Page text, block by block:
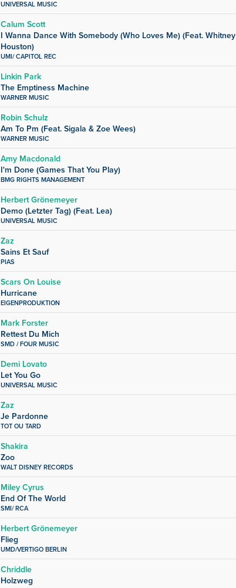
UNIVERSAL MUSIC
Calum Scott
I Wanna Dance With Somebody (Who Loves Me) (Feat. Whitney
Houston)
UMI/ CAPITOL REC
Linkin Park
The Emptiness Machine
WARNER MUSIC
Robin Schulz
Am To Pm (Feat. Sigala & Zoe Wees)
WARNER MUSIC
Amy Macdonald
I'm Done (Games That You Play)
BMG RIGHTS MANAGEMENT
Herbert Grönemeyer
Demo (Letzter Tag) (Feat. Lea)
UNIVERSAL MUSIC
Zaz
Sains Et Sauf
PIAS
Scars On Louise
Hurricane
EIGENPRODUKTION
Mark Forster
Rettest Du Mich
SMD / FOUR MUSIC
Demi Lovato
Let You Go
UNIVERSAL MUSIC
Zaz
Je Pardonne
TOT OU TARD
Shakira
Zoo
WALT DISNEY RECORDS
Miley Cyrus
End Of The World
SMI/ RCA
Herbert Grönemeyer
Flieg
UMD/VERTIGO BERLIN
Chriddle
Holzweg